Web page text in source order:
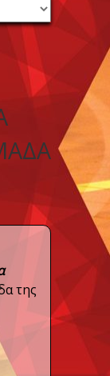
της